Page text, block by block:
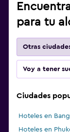
para tu
Otras
Voy a tener
Ciudades
Hoteles en
Hoteles en